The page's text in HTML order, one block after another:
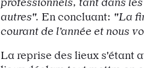
autres". En concluant: "La
courant de l’année et nous
La reprise des lieux s'étant